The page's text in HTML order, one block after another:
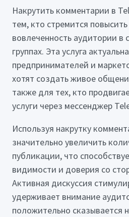
Накрутить комментарии в
тем, кто стремится
вовлеченность аудитории в
группах. Эта услуга
предпринимателей и
хотят создать живое
также для тех, кто
услуги через мессенджер
Используя накрутку
значительно увеличить
публикации, что
видимости и доверия со
Активная дискуссия
удерживает внимание
положительно сказывается